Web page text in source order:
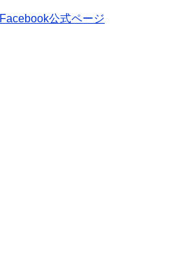
Facebook公式ページ